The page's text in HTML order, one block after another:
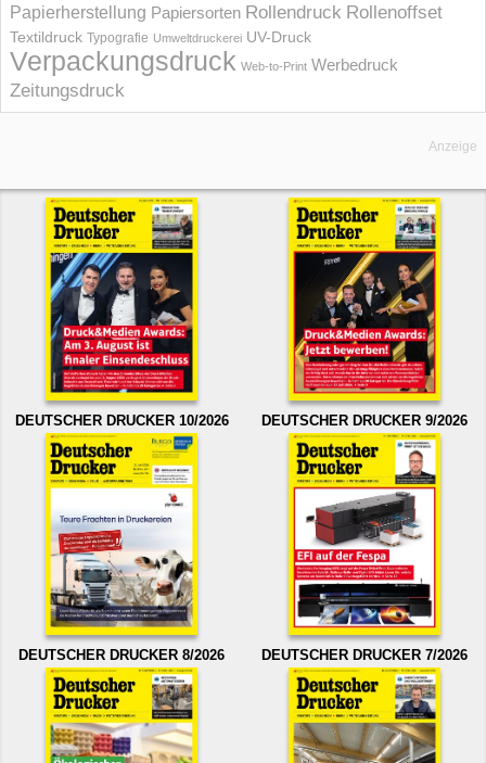
Papierherstellung Papiersorten Rollendruck Rollenoffset
Textildruck Typografie Umweltdruckerei UV-Druck
Verpackungsdruck Web-to-Print Werbedruck
Zeitungsdruck
Anzeige
DEUTSCHER DRUCKER 10/2026 DEUTSCHER DRUCKER 9/2026
DEUTSCHER DRUCKER 8/2026 DEUTSCHER DRUCKER 7/2026